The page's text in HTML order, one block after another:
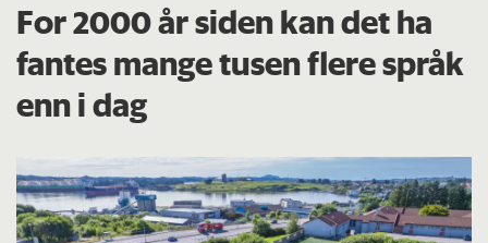
For 2000 år siden kan det ha
fantes mange tusen flere språk
enn i dag